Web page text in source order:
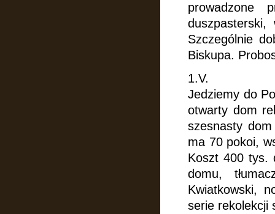
prowadzone
Szczególnie
Biskupa.
1.V.
Jedziemy do
otwarty dom
szesnasty
ma 70 pokoi,
Koszt 400 tys.
domu,
Kwiatkowski,
serie rekolekcji